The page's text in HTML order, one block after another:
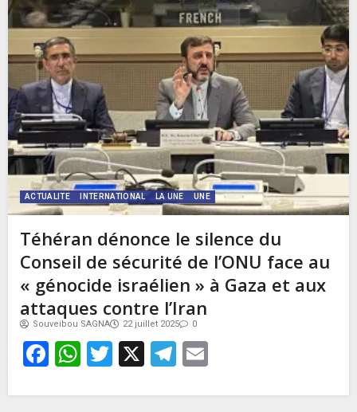
ACTUALITE INTERNATIONAL LA UNE UNE
Téhéran dénonce le silence du
Conseil de sécurité de l’ONU face au
« génocide israélien » à Gaza et aux
attaques contre l’Iran
Souveibou SAGNA 22 juillet 2025 0
Facebook
WhatsApp
Twitter
X Telegram